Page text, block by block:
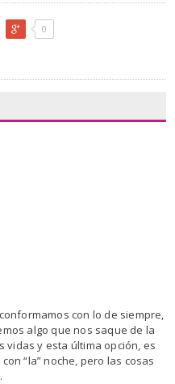
0
con lo de siempre,
algo que nos saque de la
y esta última opción, es
“la” noche, pero las cosas